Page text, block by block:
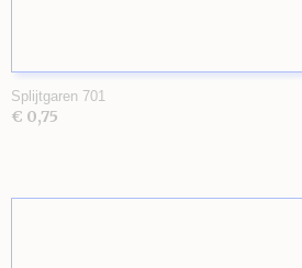
Splijtgaren 701
€ 0,75